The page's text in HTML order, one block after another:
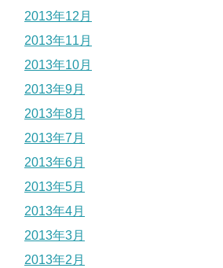
2013年12月
2013年11月
2013年10月
2013年9月
2013年8月
2013年7月
2013年6月
2013年5月
2013年4月
2013年3月
2013年2月